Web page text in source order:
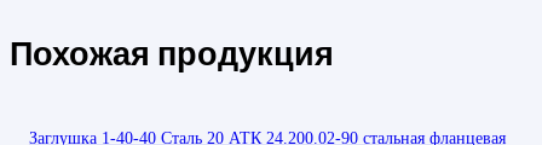
Похожая продукция
Заглушка 1-40-40 Сталь 20 АТК 24.200.02-90 стальная фланцевая